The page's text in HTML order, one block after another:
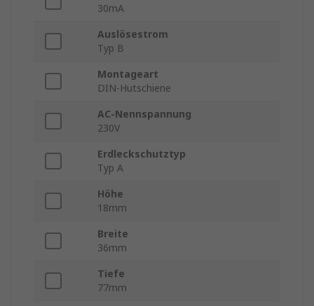
30mA
Auslösestrom
Typ B
Montageart
DIN-Hutschiene
AC-Nennspannung
230V
Erdleckschutztyp
Typ A
Höhe
18mm
Breite
36mm
Tiefe
77mm